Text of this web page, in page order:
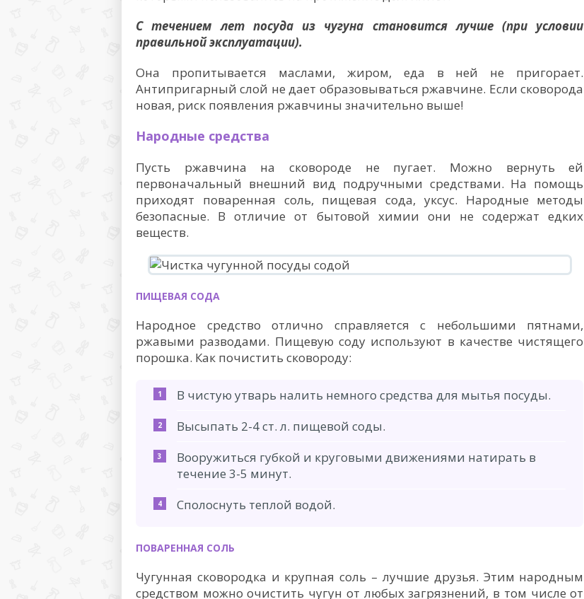
С течением лет посуда из чугуна становится лучше (при условии
правильной эксплуатации).
Она пропитывается маслами, жиром, еда в ней не пригорает.
Антипригарный слой не дает образовываться ржавчине. Если сковорода
новая, риск появления ржавчины значительно выше!
Народные средства
Пусть ржавчина на сковороде не пугает. Можно вернуть ей
первоначальный внешний вид подручными средствами. На помощь
приходят поваренная соль, пищевая сода, уксус. Народные методы
безопасные. В отличие от бытовой химии они не содержат едких
веществ.
ПИЩЕВАЯ СОДА
Народное средство отлично справляется с небольшими пятнами,
ржавыми разводами. Пищевую соду используют в качестве чистящего
порошка. Как почистить сковороду:
В чистую утварь налить немного средства для мытья посуды.
Высыпать 2-4 ст. л. пищевой соды.
Вооружиться губкой и круговыми движениями натирать в
течение 3-5 минут.
Сполоснуть теплой водой.
ПОВАРЕННАЯ СОЛЬ
Чугунная сковородка и крупная соль – лучшие друзья. Этим народным
средством можно очистить чугун от любых загрязнений, в том числе от